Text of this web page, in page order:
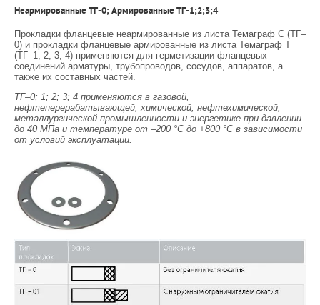
Неармированные ТГ-0; Армированные ТГ-1;2;3;4
Прокладки фланцевые неармированные из листа Темаграф С (ТГ–
0) и прокладки фланцевые армированные из листа Темаграф Т
(ТГ–1, 2, 3, 4) применяются для герметизации фланцевых
соединений арматуры, трубопроводов, сосудов, аппаратов, а
также их составных частей.
ТГ–0; 1; 2; 3; 4 применяются в газовой,
нефтеперерабатывающей, химической, нефтехимической,
металлургической промышленности и энергетике при давлении
до 40 МПа и температуре от –200 °С до +800 °С в зависимости
от условий эксплуатации.